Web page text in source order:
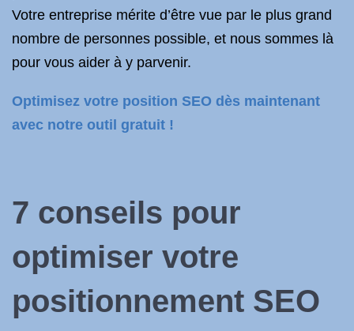
Votre entreprise mérite d’être vue par le plus grand
nombre de personnes possible, et nous sommes là
pour vous aider à y parvenir.
Optimisez votre position SEO dès maintenant
avec notre outil gratuit !
7 conseils pour
optimiser votre
positionnement SEO